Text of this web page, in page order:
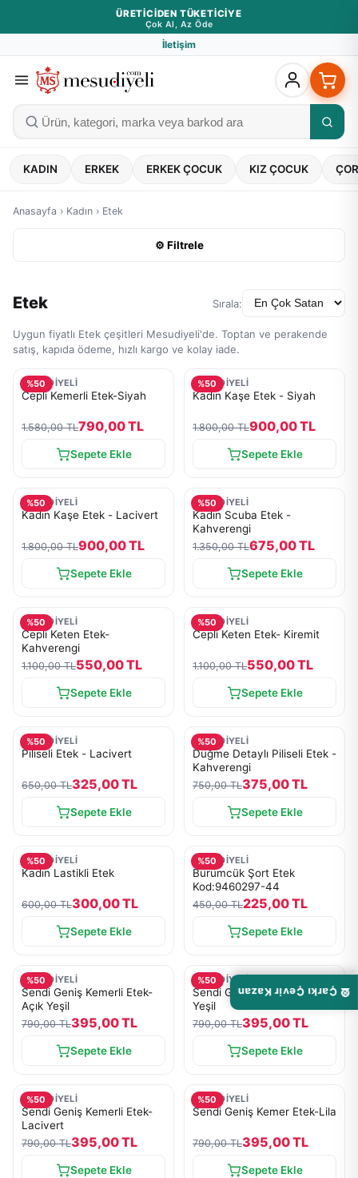
ÜRETICIDEN TÜKETICIYE
Çok Al, Az Öde
İletişim
KADIN ERKEK ERKEK ÇOCUK KIZ ÇOCUK
Anasayfa › Kadın › Etek
⚙ Filtrele
Etek Sırala:
Uygun fiyatlı Etek çeşitleri Mesudiyeli'de. Toptan ve perakende
satış, kapıda ödeme, hızlı kargo ve kolay iade.
%50
MESUDİYELİ
Cepli Kemerli Etek-Siyah
1.580,00 TL790,00 TL
Sepete Ekle
%50
MESUDİYELİ
Kadın Kaşe Etek - Siyah
1.800,00 TL900,00 TL
Sepete Ekle
%50
MESUDİYELİ
Kadın Kaşe Etek - Lacivert
1.800,00 TL900,00 TL
Sepete Ekle
%50
MESUDİYELİ
Kadın Scuba Etek -
Kahverengi
1.350,00 TL675,00 TL
Sepete Ekle
%50
MESUDİYELİ
Cepli Keten Etek-
Kahverengi
1.100,00 TL550,00 TL
Sepete Ekle
%50
MESUDİYELİ
Cepli Keten Etek- Kiremit
1.100,00 TL550,00 TL
Sepete Ekle
%50
MESUDİYELİ
Piliseli Etek - Lacivert
650,00 TL325,00 TL
Sepete Ekle
%50
MESUDİYELİ
Düğme Detaylı Piliseli Etek -
Kahverengi
750,00 TL375,00 TL
Sepete Ekle
%50
MESUDİYELİ
Kadın Lastikli Etek
600,00 TL300,00 TL
Sepete Ekle
%50
MESUDİYELİ
Bürümcük Şort Etek
Kod:9460297-44
450,00 TL225,00 TL
Sepete Ekle
%50
MESUDİYELİ
Sendi Geniş Kemerli Etek-
Açık Yeşil
790,00 TL395,00 TL
Sepete Ekle
%50
MESUDİYELİ
Sendi Geniş Kemerli Etek-
Yeşil
790,00 TL395,00 TL
Sepete Ekle
%50
MESUDİYELİ
Sendi Geniş Kemerli Etek-
Lacivert
790,00 TL395,00 TL
Sepete Ekle
%50
MESUDİYELİ
Sendi Geniş Kemer Etek-Lila
790,00 TL395,00 TL
Sepete Ekle
🎡 Çarkı Çevir Kazan